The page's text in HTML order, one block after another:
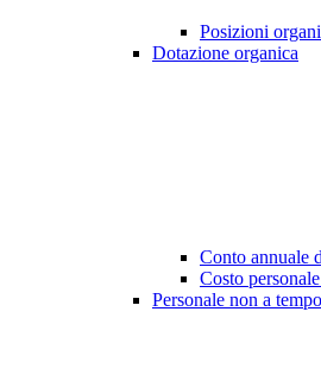
Posizioni
Dotazione organica
Conto annuale
Costo
Personale non a